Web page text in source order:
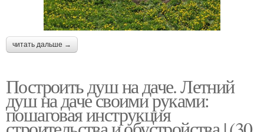
читать дальше →
Построить душ на даче. Летний
душ на даче своими руками:
пошаговая инструкция